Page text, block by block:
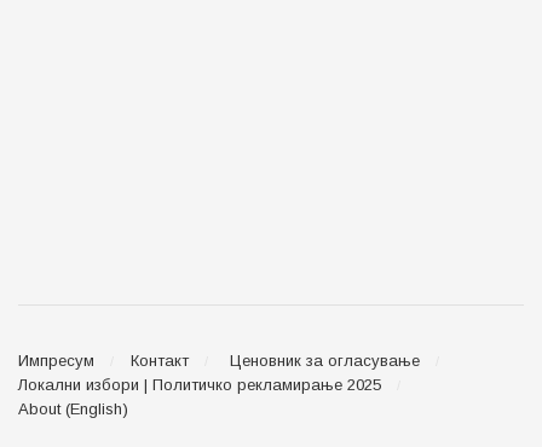
Импресум Контакт
Ценовник за огласување
Локални избори | Политичко рекламирање 2025
About (English)